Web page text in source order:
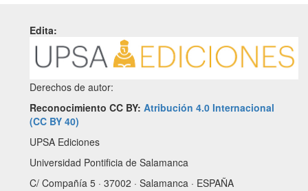
Edita:
Derechos de autor:
Reconocimiento CC BY: Atribución 4.0 Internacional
(CC BY 40)
UPSA Ediciones
Universidad Pontificia de Salamanca
C/ Compañía 5 · 37002 · Salamanca · ESPAÑA